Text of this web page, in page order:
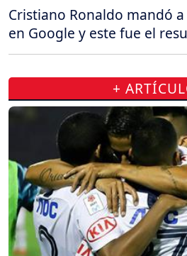
Cristiano Ronaldo mandó
en Google y este fue el
+